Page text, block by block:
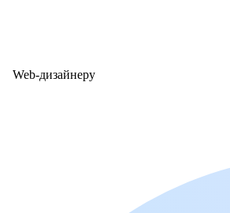
Web-дизайнеру